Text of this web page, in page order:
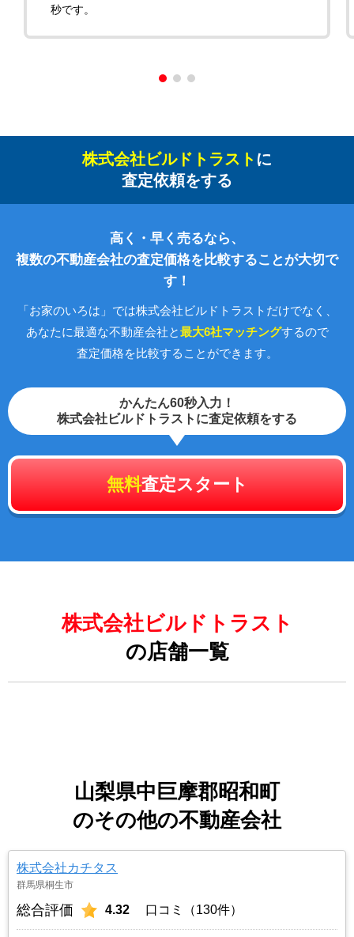
秒です。
株式会社ビルドトラスト に
査定依頼をする
高く・早く売るなら、
複数の不動産会社の査定価格を比較することが大切で
す！
「お家のいろは」では株式会社ビルドトラストだけでなく、
あなたに最適な不動産会社と最大6社マッチングするので
査定価格を比較することができます。
かんたん60秒入力！
株式会社ビルドトラストに査定依頼をする
無料査定スタート
株式会社ビルドトラスト
の店舗一覧
山梨県中巨摩郡昭和町
のその他の不動産会社
株式会社カチタス
群馬県桐生市
総合評価 4.32 口コミ（130件）